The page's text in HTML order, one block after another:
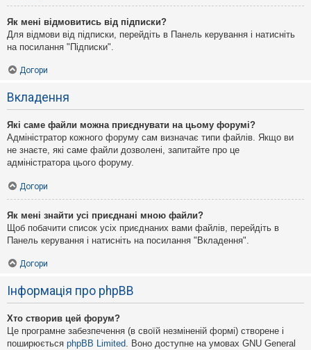
Як мені відмовитись від підписки?
Для відмови від підписки, перейдіть в Панель керування і натисніть
на посилання "Підписки".
Догори
Вкладення
Які саме файли можна приєднувати на цьому форумі?
Адміністратор кожного форуму сам визначає типи файлів. Якщо ви
не знаєте, які саме файли дозволені, запитайте про це
адміністратора цього форуму.
Догори
Як мені знайти усі приєднані мною файли?
Щоб побачити список усіх приєднаних вами файлів, перейдіть в
Панель керування і натисніть на посилання "Вкладення".
Догори
Інформація про phpBB
Хто створив цей форум?
Це програмне забезпечення (в своїй незміненій формі) створене і
поширюється phpBB Limited. Воно доступне на умовах GNU General